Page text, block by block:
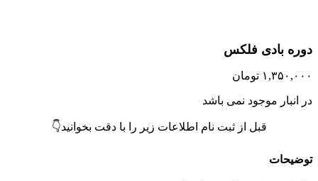
بادی فلکس
تومان
انبار موجود نمی باشد
قبل از ثبت نام اطلاعات زیر را با دقت بخوانید👇